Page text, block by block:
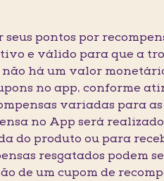
seus pontos por
e válido para que a
não há um valor
no app, conforme
variadas para
no App será
do produto ou para
resgatados podem
de um cupom de